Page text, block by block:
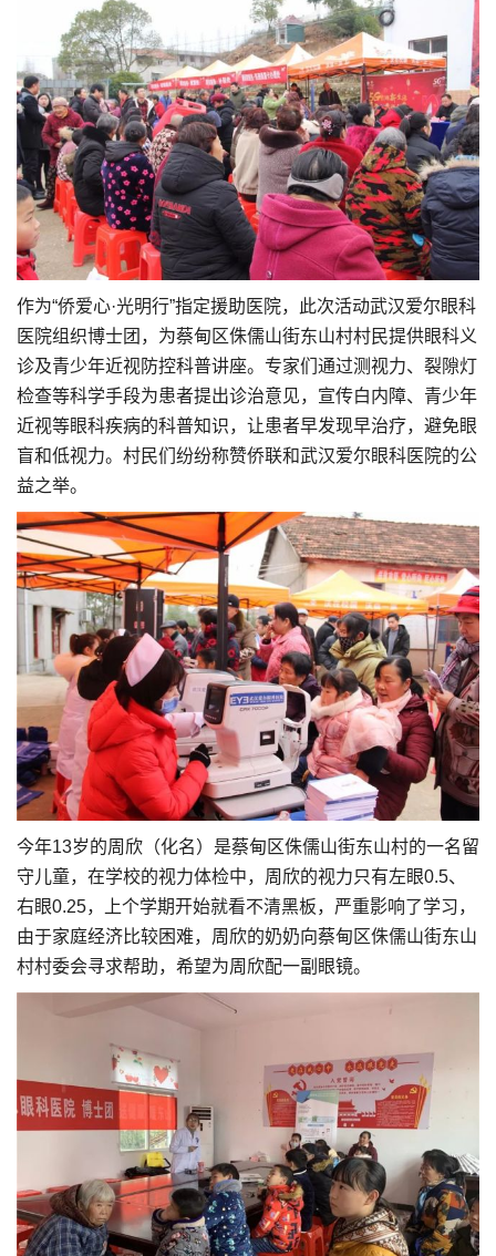
作为“侨爱心·光明行”指定援助医院，此次活动武汉爱尔眼科
医院组织博士团，为蔡甸区侏儒山街东山村村民提供眼科义
诊及青少年近视防控科普讲座。专家们通过测视力、裂隙灯
检查等科学手段为患者提出诊治意见，宣传白内障、青少年
近视等眼科疾病的科普知识，让患者早发现早治疗，避免眼
盲和低视力。村民们纷纷称赞侨联和武汉爱尔眼科医院的公
益之举。
今年13岁的周欣（化名）是蔡甸区侏儒山街东山村的一名留
守儿童，在学校的视力体检中，周欣的视力只有左眼0.5、
右眼0.25，上个学期开始就看不清黑板，严重影响了学习，
由于家庭经济比较困难，周欣的奶奶向蔡甸区侏儒山街东山
村村委会寻求帮助，希望为周欣配一副眼镜。